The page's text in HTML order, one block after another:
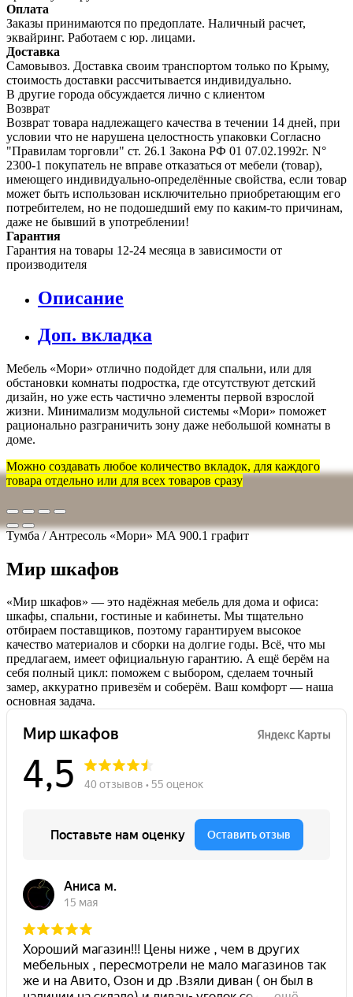
Оплата
Заказы принимаются по предоплате. Наличный расчет,
эквайринг. Работаем с юр. лицами.
Доставка
Самовывоз. Доставка своим транспортом только по Крыму,
стоимость доставки рассчитывается индивидуально.
В другие города обсуждается лично с клиентом
Возврат
Возврат товара надлежащего качества в течении 14 дней, при
условии что не нарушена целостность упаковки Согласно
"Правилам торговли" ст. 26.1 Закона РФ 01 07.02.1992г. N°
2300-1 покупатель не вправе отказаться от мебели (товар),
имеющего индивидуально-определённые свойства, если товар
может быть использован исключительно приобретающим его
потребителем, но не подошедший eмy по каким-то причинам,
даже не бывший в употреблении!
Гарантия
Гарантия на товары 12-24 месяца в зависимости от
производителя
Описание
Доп. вкладка
Мебель «Мори» отлично подойдет для спальни, или для
обстановки комнаты подростка, где отсутствуют детский
дизайн, но уже есть частично элементы первой взрослой
жизни. Минимализм модульной системы «Мори» поможет
рационально разграничить зону даже небольшой комнаты в
доме.
Можно создавать любое количество вкладок, для каждого
товара отдельно или для всех товаров сразу
Тумба / Антресоль «Мори» МА 900.1 графит
Мир шкафов
«Мир шкафов» — это надёжная мебель для дома и офиса:
шкафы, спальни, гостиные и кабинеты. Мы тщательно
отбираем поставщиков, поэтому гарантируем высокое
качество материалов и сборки на долгие годы. Всё, что мы
предлагаем, имеет официальную гарантию. А ещё берём на
себя полный цикл: поможем с выбором, сделаем точный
замер, аккуратно привезём и соберём. Ваш комфорт — наша
основная задача.